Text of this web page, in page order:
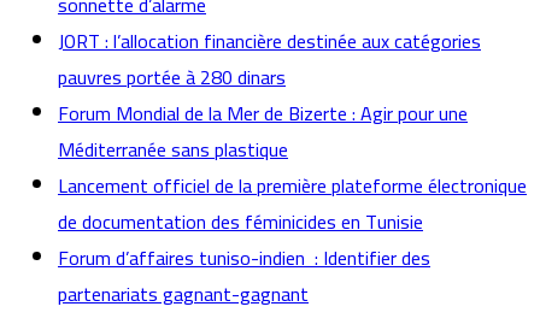
JORT : l’allocation financière destinée aux catégories
pauvres portée à 280 dinars
Forum Mondial de la Mer de Bizerte : Agir pour une
Méditerranée sans plastique
Lancement officiel de la première plateforme électronique
de documentation des féminicides en Tunisie
Forum d’affaires tuniso-indien : Identifier des
partenariats gagnant-gagnant